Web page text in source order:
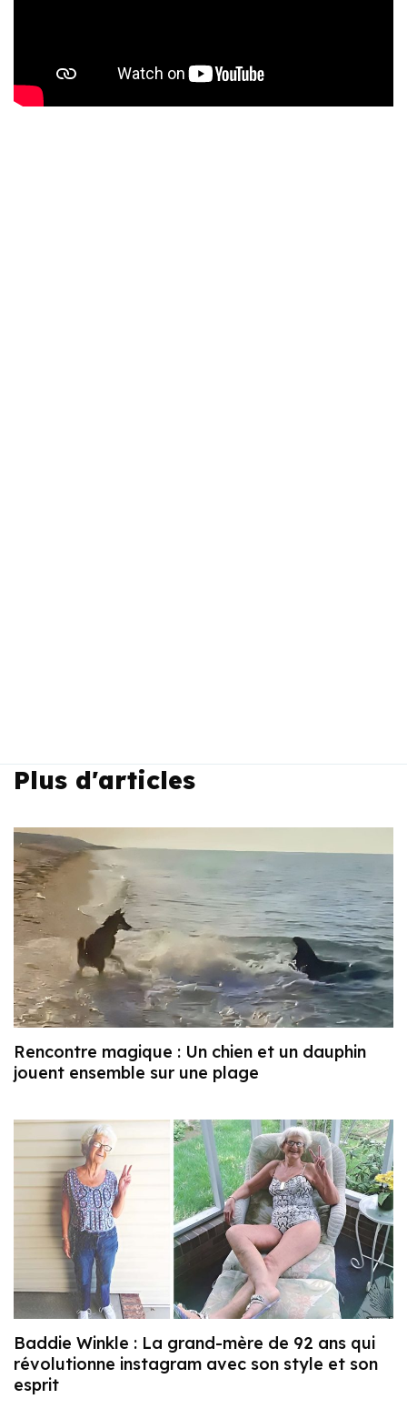
Plus d'articles
Rencontre magique : Un chien et un dauphin
jouent ensemble sur une plage
Baddie Winkle : La grand-mère de 92 ans qui
révolutionne instagram avec son style et son
esprit